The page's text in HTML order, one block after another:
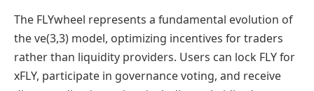
The FLYwheel represents a fundamental evolution of
the ve(3,3) model, optimizing incentives for traders
rather than liquidity providers. Users can lock FLY for
xFLY, participate in governance voting, and receive